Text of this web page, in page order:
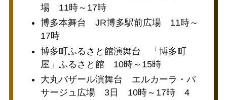
場 11時～17時
博多本舞台 JR博多駅前広場 11時～
17時
博多町ふるさと館演舞台 「博多町
屋」ふるさと館 10時～15時
大丸バザール演舞台 エルカーラ・パ
サージュ広場 3日 10時～17時 4